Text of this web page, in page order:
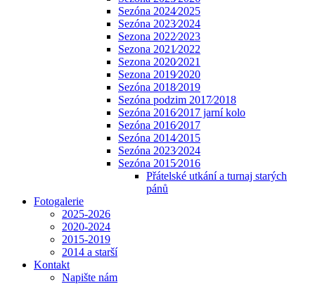
Sezóna 2024⁄2025
Sezóna 2023⁄2024
Sezona 2022⁄2023
Sezona 2021⁄2022
Sezona 2020⁄2021
Sezona 2019⁄2020
Sezóna 2018⁄2019
Sezóna podzim 2017⁄2018
Sezóna 2016⁄2017 jarní kolo
Sezóna 2016⁄2017
Sezóna 2014⁄2015
Sezóna 2023⁄2024
Sezóna 2015⁄2016
Přátelské utkání a turnaj starých
pánů
Fotogalerie
2025-2026
2020-2024
2015-2019
2014 a starší
Kontakt
Napište nám